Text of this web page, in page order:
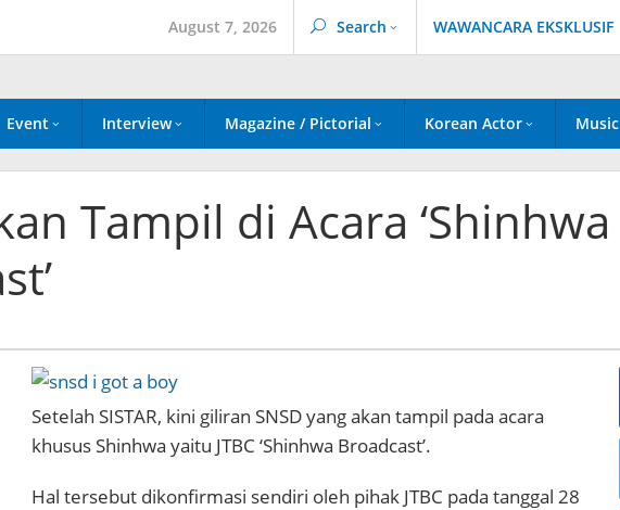
August 7, 2026 Search WAWANCARA EKSKLUSIF
Event Interview Magazine / Pictorial Korean Actor Music
Tampil di Acara ‘Shinhwa
Setelah SISTAR, kini giliran SNSD yang akan tampil pada acara
khusus Shinhwa yaitu JTBC ‘Shinhwa Broadcast’.
Hal tersebut dikonfirmasi sendiri oleh pihak JTBC pada tanggal 28